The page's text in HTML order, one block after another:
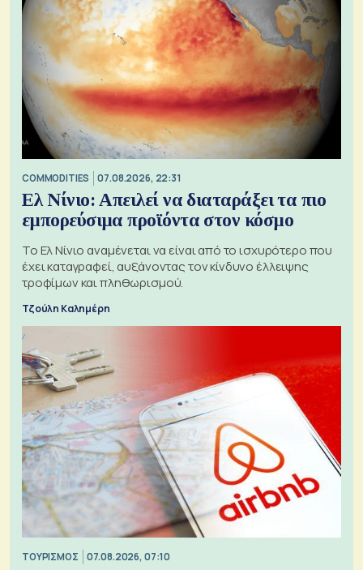
COMMODITIES 07.08.2026, 22:31
Ελ Νίνιο: Απειλεί να διαταράξει τα πιο
εμπορεύσιμα προϊόντα στον κόσμο
Το Ελ Νίνιο αναμένεται να είναι από το ισχυρότερο που
έχει καταγραφεί, αυξάνοντας τον κίνδυνο έλλειψης
τροφίμων και πληθωρισμού.
Τζούλη Καλημέρη
ΤΟΥΡΙΣΜΟΣ 07.08.2026, 07:10